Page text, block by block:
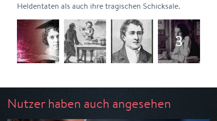
Heldentaten als auch ihre tragischen Schicksale.
Nutzer haben auch angesehen